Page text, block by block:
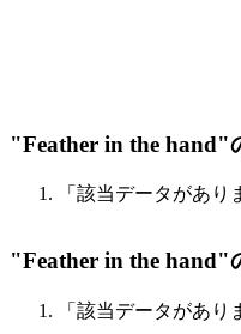
"Feather in the hand"
「該当データがあり
"Feather in the hand"
「該当データがあり